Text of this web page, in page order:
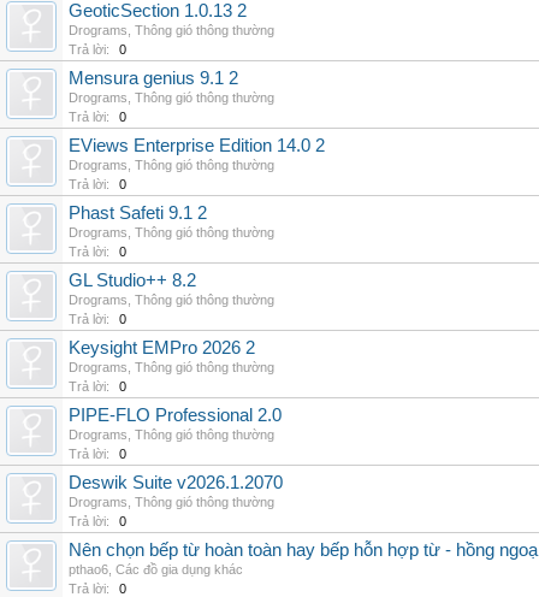
GeoticSection 1.0.13 2
Drograms Thông gió thông thường
Trả lời:
0
Mensura genius 9.1 2
Drograms Thông gió thông thường
Trả lời:
0
EViews Enterprise Edition 14.0 2
Drograms Thông gió thông thường
Trả lời:
0
Phast Safeti 9.1 2
Drograms Thông gió thông thường
Trả lời:
0
GL Studio++ 8.2
Drograms Thông gió thông thường
Trả lời:
0
Keysight EMPro 2026 2
Drograms Thông gió thông thường
Trả lời:
0
PIPE-FLO Professional 2.0
Drograms Thông gió thông thường
Trả lời:
0
Deswik Suite v2026.1.2070
Drograms Thông gió thông thường
Trả lời:
0
Nên chọn bếp từ hoàn toàn hay bếp hỗn hợp từ - hồng
pthao6 Các đồ gia dụng khác
Trả lời:
0